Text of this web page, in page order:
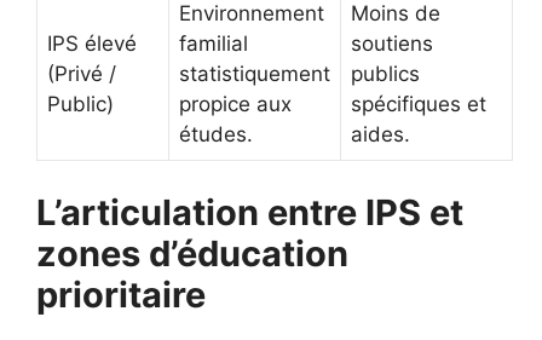
IPS élevé
(Privé /
Public)
Environnement
familial
statistiquement
propice aux
études.
Moins de
soutiens
publics
spécifiques et
aides.
L’articulation entre IPS et
zones d’éducation
prioritaire